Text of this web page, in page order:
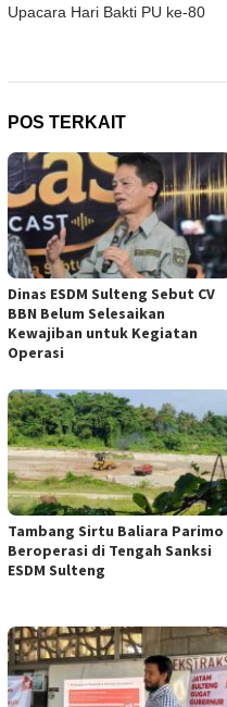
Upacara Hari Bakti PU ke-80
POS TERKAIT
Dinas ESDM Sulteng Sebut CV
BBN Belum Selesaikan
Kewajiban untuk Kegiatan
Operasi
Tambang Sirtu Baliara Parimo
Beroperasi di Tengah Sanksi
ESDM Sulteng